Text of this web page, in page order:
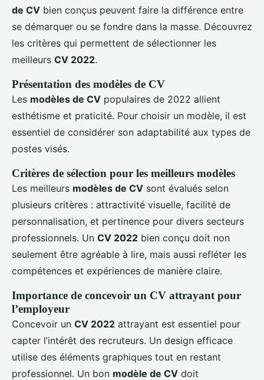
de CV bien conçus peuvent faire la différence entre
se démarquer ou se fondre dans la masse. Découvrez
les critères qui permettent de sélectionner les
meilleurs CV 2022.
Présentation des modèles de CV
Les modèles de CV populaires de 2022 allient
esthétisme et praticité. Pour choisir un modèle, il est
essentiel de considérer son adaptabilité aux types de
postes visés.
Critères de sélection pour les meilleurs modèles
Les meilleurs modèles de CV sont évalués selon
plusieurs critères : attractivité visuelle, facilité de
personnalisation, et pertinence pour divers secteurs
professionnels. Un CV 2022 bien conçu doit non
seulement être agréable à lire, mais aussi refléter les
compétences et expériences de manière claire.
Importance de concevoir un CV attrayant pour
l’employeur
Concevoir un CV 2022 attrayant est essentiel pour
capter l’intérêt des recruteurs. Un design efficace
utilise des éléments graphiques tout en restant
professionnel. Un bon modèle de CV doit